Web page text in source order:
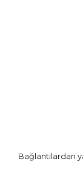
Bağlantılardan